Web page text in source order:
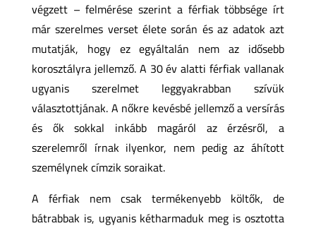
végzett – felmérése szerint a férfiak többsége írt
már szerelmes verset élete során és az adatok azt
mutatják, hogy ez egyáltalán nem az idősebb
korosztályra jellemző. A 30 év alatti férfiak vallanak
ugyanis szerelmet leggyakrabban szívük
választottjának. A nőkre kevésbé jellemző a versírás
és ők sokkal inkább magáról az érzésről, a
szerelemről írnak ilyenkor, nem pedig az áhított
személynek címzik soraikat.
A férfiak nem csak termékenyebb költők, de
bátrabbak is, ugyanis kétharmaduk meg is osztotta